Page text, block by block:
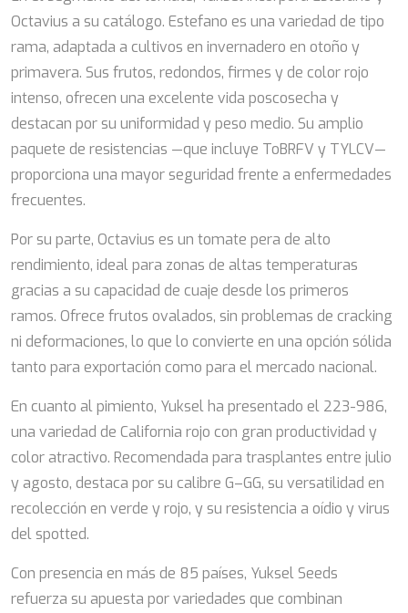
Octavius a su catálogo. Estefano es una variedad de tipo
rama, adaptada a cultivos en invernadero en otoño y
primavera. Sus frutos, redondos, firmes y de color rojo
intenso, ofrecen una excelente vida poscosecha y
destacan por su uniformidad y peso medio. Su amplio
paquete de resistencias —que incluye ToBRFV y TYLCV—
proporciona una mayor seguridad frente a enfermedades
frecuentes.
Por su parte, Octavius es un tomate pera de alto
rendimiento, ideal para zonas de altas temperaturas
gracias a su capacidad de cuaje desde los primeros
ramos. Ofrece frutos ovalados, sin problemas de cracking
ni deformaciones, lo que lo convierte en una opción sólida
tanto para exportación como para el mercado nacional.
En cuanto al pimiento, Yuksel ha presentado el 223-986,
una variedad de California rojo con gran productividad y
color atractivo. Recomendada para trasplantes entre julio
y agosto, destaca por su calibre G–GG, su versatilidad en
recolección en verde y rojo, y su resistencia a oídio y virus
del spotted.
Con presencia en más de 85 países, Yuksel Seeds
refuerza su apuesta por variedades que combinan